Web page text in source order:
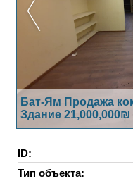
Бат-Ям Продажа
Здание 21,000,000₪
ID:
Тип объекта: